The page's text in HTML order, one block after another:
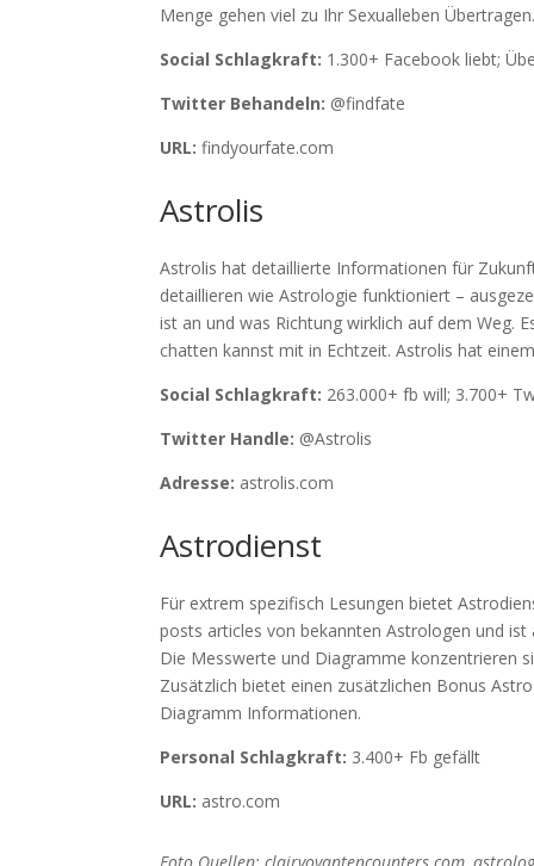
Menge gehen viel zu Ihr Sexualleben Übertragen.
Social Schlagkraft: 1.300+ Facebook liebt;
Twitter Behandeln: @findfate
URL:findyourfate.com
Astrolis
Astrolis hat detaillierte Informationen für
detaillieren wie Astrologie funktioniert –
ist an und was Richtung wirklich auf dem Weg.
chatten kannst mit in Echtzeit. Astrolis hat
Social Schlagkraft: 263.000+ fb will; 3.700+
Twitter Handle: @Astrolis
Adresse: astrolis.com
Astrodienst
Für extrem spezifisch Lesungen bietet
posts articles von bekannten Astrologen und
Die Messwerte und Diagramme konzentrieren
Zusätzlich bietet einen zusätzlichen Bonus
Diagramm Informationen.
Personal Schlagkraft: 3.400+ Fb gefällt
URL: astro.com